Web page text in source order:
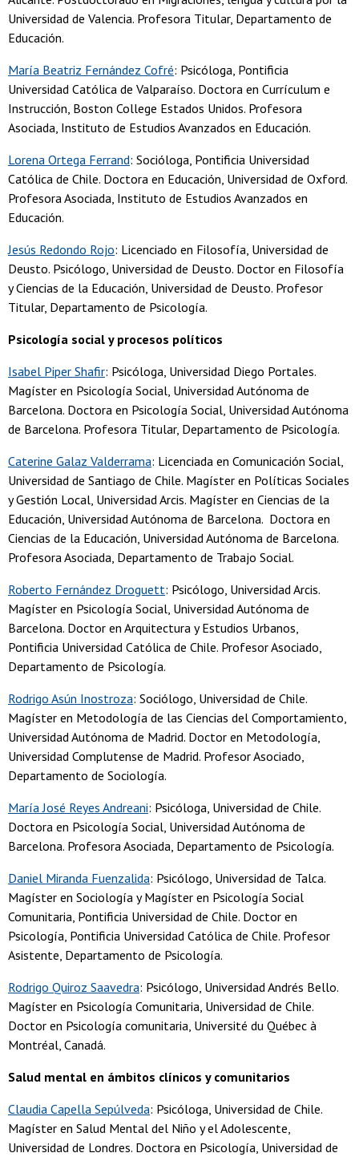
Universidad de Valencia. Profesora Titular, Departamento de
Educación.
María Beatriz Fernández Cofré: Psicóloga, Pontificia
Universidad Católica de Valparaíso. Doctora en Currículum e
Instrucción, Boston College Estados Unidos. Profesora
Asociada, Instituto de Estudios Avanzados en Educación.
Lorena Ortega Ferrand: Socióloga, Pontificia Universidad
Católica de Chile. Doctora en Educación, Universidad de Oxford.
Profesora Asociada, Instituto de Estudios Avanzados en
Educación.
Jesús Redondo Rojo: Licenciado en Filosofía, Universidad de
Deusto. Psicólogo, Universidad de Deusto. Doctor en Filosofía
y Ciencias de la Educación, Universidad de Deusto. Profesor
Titular, Departamento de Psicología.
Psicología social y procesos políticos
Isabel Piper Shafir: Psicóloga, Universidad Diego Portales.
Magíster en Psicología Social, Universidad Autónoma de
Barcelona. Doctora en Psicología Social, Universidad Autónoma
de Barcelona. Profesora Titular, Departamento de Psicología.
Caterine Galaz Valderrama: Licenciada en Comunicación Social,
Universidad de Santiago de Chile. Magíster en Políticas Sociales
y Gestión Local, Universidad Arcis. Magíster en Ciencias de la
Educación, Universidad Autónoma de Barcelona. Doctora en
Ciencias de la Educación, Universidad Autónoma de Barcelona.
Profesora Asociada, Departamento de Trabajo Social.
Roberto Fernández Droguett: Psicólogo, Universidad Arcis.
Magíster en Psicología Social, Universidad Autónoma de
Barcelona. Doctor en Arquitectura y Estudios Urbanos,
Pontificia Universidad Católica de Chile. Profesor Asociado,
Departamento de Psicología.
Rodrigo Asún Inostroza: Sociólogo, Universidad de Chile.
Magíster en Metodología de las Ciencias del Comportamiento,
Universidad Autónoma de Madrid. Doctor en Metodología,
Universidad Complutense de Madrid. Profesor Asociado,
Departamento de Sociología.
María José Reyes Andreani: Psicóloga, Universidad de Chile.
Doctora en Psicología Social, Universidad Autónoma de
Barcelona. Profesora Asociada, Departamento de Psicología.
Daniel Miranda Fuenzalida: Psicólogo, Universidad de Talca.
Magíster en Sociología y Magíster en Psicología Social
Comunitaria, Pontificia Universidad de Chile. Doctor en
Psicología, Pontificia Universidad Católica de Chile. Profesor
Asistente, Departamento de Psicología.
Rodrigo Quiroz Saavedra: Psicólogo, Universidad Andrés Bello.
Magíster en Psicología Comunitaria, Universidad de Chile.
Doctor en Psicología comunitaria, Université du Québec à
Montréal, Canadá.
Salud mental en ámbitos clínicos y comunitarios
Claudia Capella Sepúlveda: Psicóloga, Universidad de Chile.
Magíster en Salud Mental del Niño y el Adolescente,
Universidad de Londres. Doctora en Psicología, Universidad de